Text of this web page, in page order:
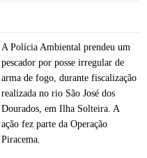
A Polícia Ambiental prendeu um
pescador por posse irregular de
arma de fogo, durante fiscalização
realizada no rio São José dos
Dourados, em Ilha Solteira. A
ação fez parte da Operação
Piracema.